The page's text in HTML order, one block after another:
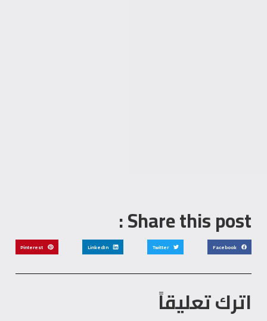
Share this post :
Facebook
Twitter
LinkedIn
Pinterest
اترك تعليقاً